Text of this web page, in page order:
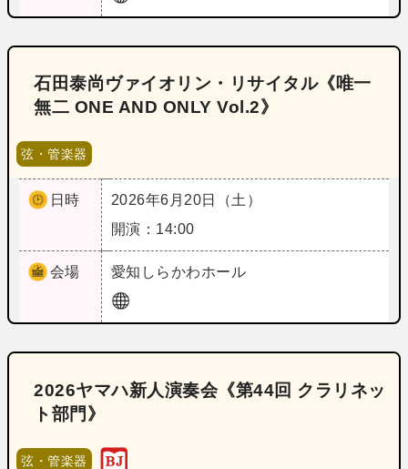
石田泰尚ヴァイオリン・リサイタル《唯一
無二 ONE AND ONLY Vol.2》
弦・管楽器
日時
2026年6月20日（土）
開演：14:00
会場 愛知 しらかわホール
2026ヤマハ新人演奏会《第44回 クラリネッ
ト部門》
弦・管楽器